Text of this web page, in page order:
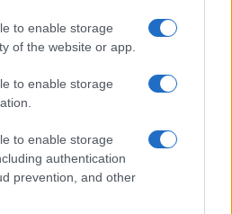
to enable storage
of the website or app.
to enable storage
to enable storage
authentication
prevention, and other
tutto ciò è subordinato
ha dichiarato Abu
braccio armato Ezzedine al-
tuttavia, mettono in
frammentata. Le proposte